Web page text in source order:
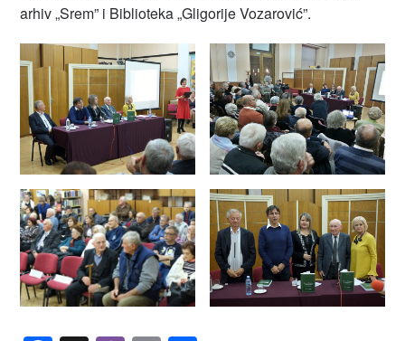
arhiv „Srem” i Biblioteka „Gligorije Vozarović”.